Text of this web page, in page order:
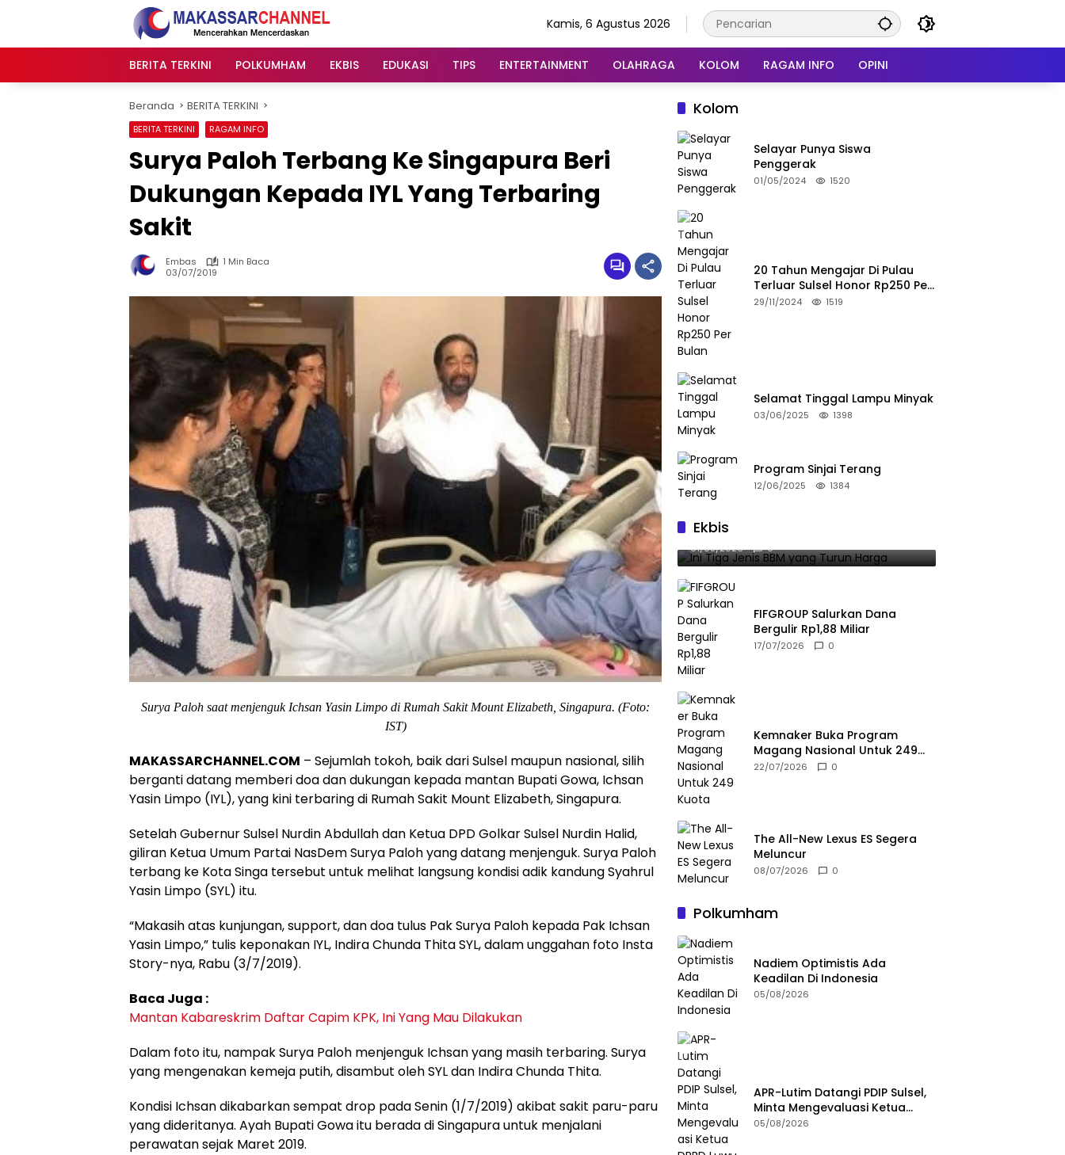
Kamis, 6 Agustus 2026
BERITA TERKINI POLKUMHAM EKBIS EDUKASI TIPS ENTERTAINMENT OLAHRAGA KOLOM RAGAM INFO OPINI
Beranda BERITA TERKINI
BERITA TERKINI RAGAM INFO
Surya Paloh Terbang Ke Singapura Beri
Dukungan Kepada IYL Yang Terbaring
Sakit
Embas
1 Min Baca
03/07/2019
Surya Paloh saat menjenguk Ichsan Yasin Limpo di Rumah Sakit Mount Elizabeth, Singapura. (Foto:
IST)
MAKASSARCHANNEL.COM – Sejumlah tokoh, baik dari Sulsel maupun nasional, silih
berganti datang memberi doa dan dukungan kepada mantan Bupati Gowa, Ichsan
Yasin Limpo (IYL), yang kini terbaring di Rumah Sakit Mount Elizabeth, Singapura.
Setelah Gubernur Sulsel Nurdin Abdullah dan Ketua DPD Golkar Sulsel Nurdin Halid,
giliran Ketua Umum Partai NasDem Surya Paloh yang datang menjenguk. Surya Paloh
terbang ke Kota Singa tersebut untuk melihat langsung kondisi adik kandung Syahrul
Yasin Limpo (SYL) itu.
“Makasih atas kunjungan, support, dan doa tulus Pak Surya Paloh kepada Pak Ichsan
Yasin Limpo,” tulis keponakan IYL, Indira Chunda Thita SYL, dalam unggahan foto Insta
Story-nya, Rabu (3/7/2019).
Baca Juga :
Mantan Kabareskrim Daftar Capim KPK, Ini Yang Mau Dilakukan
Dalam foto itu, nampak Surya Paloh menjenguk Ichsan yang masih terbaring. Surya
yang mengenakan kemeja putih, disambut oleh SYL dan Indira Chunda Thita.
Kondisi Ichsan dikabarkan sempat drop pada Senin (1/7/2019) akibat sakit paru-paru
yang dideritanya. Ayah Bupati Gowa itu berada di Singapura untuk menjalani
perawatan sejak Maret 2019.
Kolom
Selayar Punya Siswa
Penggerak
01/05/2024 1520
20 Tahun Mengajar Di Pulau
Terluar Sulsel Honor Rp250 Per
Bulan
29/11/2024 1519
Selamat Tinggal Lampu Minyak
03/06/2025 1398
Program Sinjai Terang
12/06/2025 1384
Ekbis
Ini Tiga Jenis BBM yang Turun Harga
01/08/2026 0
FIFGROUP Salurkan Dana
Bergulir Rp1,88 Miliar
17/07/2026 0
Kemnaker Buka Program
Magang Nasional Untuk 249
Kuota
22/07/2026 0
The All-New Lexus ES Segera
Meluncur
08/07/2026 0
Polkumham
Nadiem Optimistis Ada
Keadilan Di Indonesia
05/08/2026
APR-Lutim Datangi PDIP Sulsel,
Minta Mengevaluasi Ketua
DPRD Luwu Timur
05/08/2026